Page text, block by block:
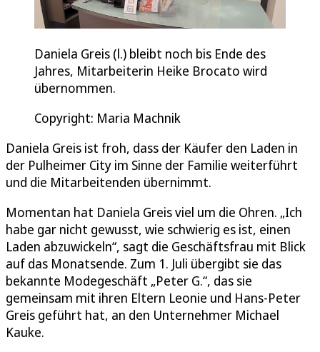
Daniela Greis (l.) bleibt noch bis Ende des
Jahres, Mitarbeiterin Heike Brocato wird
übernommen.
Copyright: Maria Machnik
Daniela Greis ist froh, dass der Käufer den Laden in
der Pulheimer City im Sinne der Familie weiterführt
und die Mitarbeitenden übernimmt.
Momentan hat Daniela Greis viel um die Ohren. „Ich
habe gar nicht gewusst, wie schwierig es ist, einen
Laden abzuwickeln“, sagt die Geschäftsfrau mit Blick
auf das Monatsende. Zum 1. Juli übergibt sie das
bekannte Modegeschäft „Peter G.“, das sie
gemeinsam mit ihren Eltern Leonie und Hans-Peter
Greis geführt hat, an den Unternehmer Michael
Kauke.